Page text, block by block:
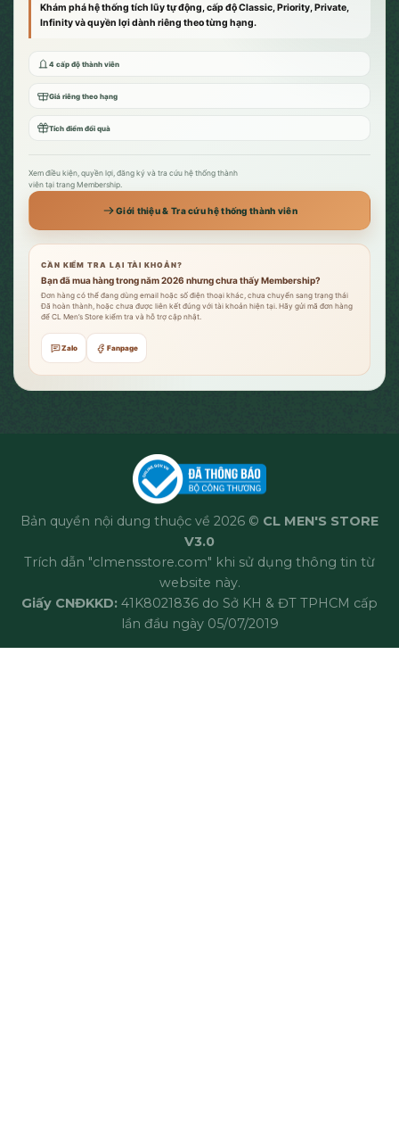
Khám phá hệ thống tích lũy tự động, cấp độ Classic, Priority, Private,
Infinity và quyền lợi dành riêng theo từng hạng.
4 cấp độ thành viên
Giá riêng theo hạng
Tích điểm đổi quà
Xem điều kiện, quyền lợi, đăng ký và tra cứu hệ thống thành
viên tại trang Membership.
Giới thiệu & Tra cứu hệ thống thành viên
CẦN KIỂM TRA LẠI TÀI KHOẢN?
Bạn đã mua hàng trong năm 2026 nhưng chưa thấy Membership?
Đơn hàng có thể đang dùng email hoặc số điện thoại khác, chưa chuyển sang trạng thái
Đã hoàn thành, hoặc chưa được liên kết đúng với tài khoản hiện tại. Hãy gửi mã đơn hàng
để CL Men’s Store kiểm tra và hỗ trợ cập nhật.
Zalo Fanpage
Bản quyền nội dung thuộc về 2026 © CL MEN'S STORE
V3.0
Trích dẫn "clmensstore.com" khi sử dụng thông tin từ
website này.
Giấy CNĐKKD: 41K8021836 do Sở KH & ĐT TPHCM cấp
lần đầu ngày 05/07/2019